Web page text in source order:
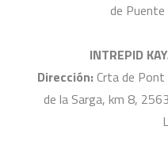
de
INTREPID
Dirección: Crta de
de la Sarga, km 8,